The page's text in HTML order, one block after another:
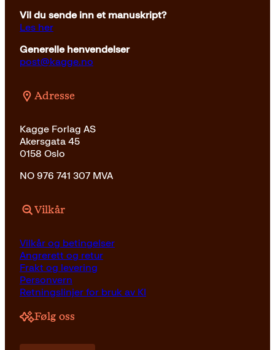
Vil du sende inn et manuskript?
Les her
Generelle henvendelser
post@kagge.no
Adresse
Kagge Forlag AS
Akersgata 45
0158 Oslo
NO 976 741 307 MVA
Vilkår
Vilkår og betingelser
Angrerett og retur
Frakt og levering
Personvern
Retningslinjer for bruk av KI
Følg oss